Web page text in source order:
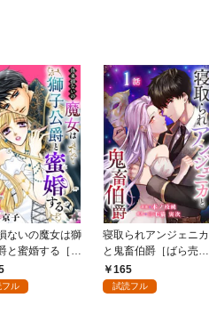
ないの魔女は獅
と蜜婚する［ば
］ 第1話
フル
寝取られアンジェニカ
と鬼畜伯爵［ばら売
り］ 第1話
165
試読フル